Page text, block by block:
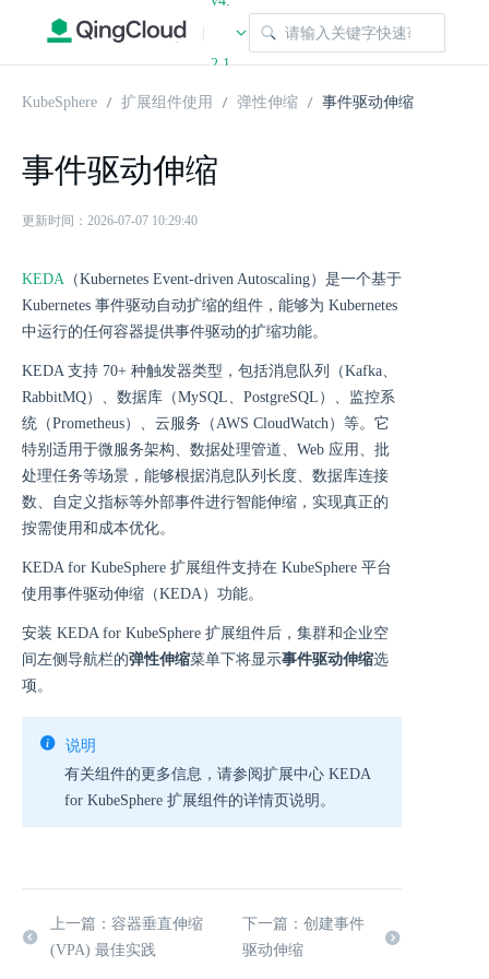
|
2.1
KubeSphere 扩展组件使用 弹性伸缩 事件驱动伸缩
事件驱动伸缩
更新时间：2026-07-07 10:29:40
KEDA （Kubernetes Event-driven Autoscaling）是一个基于
Kubernetes 事件驱动自动扩缩的组件，能够为 Kubernetes
中运行的任何容器提供事件驱动的扩缩功能。
KEDA 支持 70+ 种触发器类型，包括消息队列（Kafka、
RabbitMQ）、数据库（MySQL、PostgreSQL）、监控系
统（Prometheus）、云服务（AWS CloudWatch）等。它
特别适用于微服务架构、数据处理管道、Web 应用、批
处理任务等场景，能够根据消息队列长度、数据库连接
数、自定义指标等外部事件进行智能伸缩，实现真正的
按需使用和成本优化。
KEDA for KubeSphere 扩展组件支持在 KubeSphere 平台
使用事件驱动伸缩（KEDA）功能。
安装 KEDA for KubeSphere 扩展组件后，集群和企业空
间左侧导航栏的弹性伸缩菜单下将显⽰事件驱动伸缩选
项。
说明
有关组件的更多信息，请参阅扩展中心 KEDA
for KubeSphere 扩展组件的详情页说明。
上一篇：容器垂直伸缩
(VPA) 最佳实践
下一篇：创建事件
驱动伸缩